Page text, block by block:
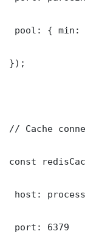
pool: { min:
});
// Cache
const
host:
port: 6379